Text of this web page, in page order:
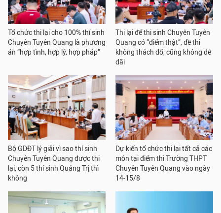
Tổ chức thi lại cho 100% thí sinh
Chuyên Tuyên Quang là phương
án “hợp tình, hợp lý, hợp pháp”
Thi lại để thi sinh Chuyên Tuyên
Quang có “điểm thật”, đề thi
không thách đố, cũng không dễ
dãi
Bộ GDĐT lý giải vì sao thí sinh
Chuyên Tuyên Quang được thi
lại, còn 5 thí sinh Quảng Trị thì
không
Dự kiến tổ chức thi lại tất cả các
môn tại điểm thi Trường THPT
Chuyên Tuyên Quang vào ngày
14-15/8